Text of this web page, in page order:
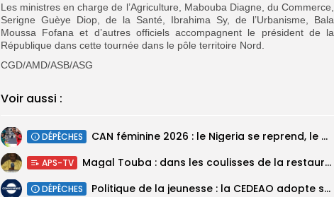
Les ministres en charge de l’Agriculture, Mabouba Diagne, du Commerce,
Serigne Guèye Diop, de la Santé, Ibrahima Sy, de l’Urbanisme, Bala
Moussa Fofana et d’autres officiels accompagnent le président de la
République dans cette tournée dans le pôle territoire Nord.
CGD/AMD/ASB/ASG
Voir aussi :
DÉPÊCHES ‎CAN féminine 2026 : le Nigeria se reprend, le Malawi surprend encore...
APS-TV Magal Touba : dans les coulisses de la restauration de la presse...
DÉPÊCHES Politique de la jeunesse : la CEDEAO adopte son plan d’actions stratégiques...